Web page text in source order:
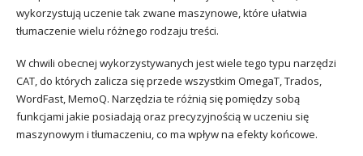
wykorzystują uczenie tak zwane maszynowe, które ułatwia
tłumaczenie wielu różnego rodzaju treści.
W chwili obecnej wykorzystywanych jest wiele tego typu narzędzi
CAT, do których zalicza się przede wszystkim OmegaT, Trados,
WordFast, MemoQ. Narzędzia te różnią się pomiędzy sobą
funkcjami jakie posiadają oraz precyzyjnością w uczeniu się
maszynowym i tłumaczeniu, co ma wpływ na efekty końcowe.